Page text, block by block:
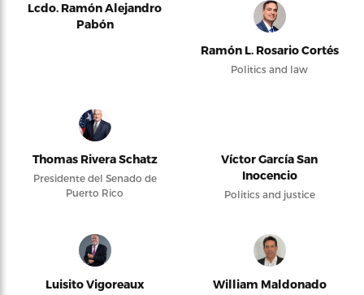
Lcdo. Ramón Alejandro
Pabón
Ramón L. Rosario Cortés
Politics and law
Thomas Rivera Schatz
Presidente del Senado de
Puerto Rico
Víctor García San
Inocencio
Politics and justice
Luisito Vigoreaux William Maldonado